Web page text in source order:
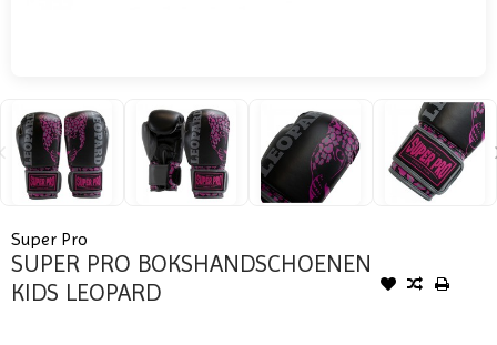
Super Pro
SUPER PRO BOKSHANDSCHOENEN
KIDS LEOPARD